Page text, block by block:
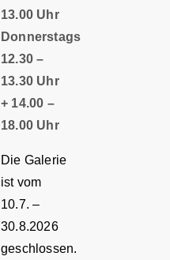
13.00 Uhr
Donnerstags
12.30 –
13.30 Uhr
+ 14.00 –
18.00 Uhr
Die Galerie
ist vom
10.7. –
30.8.2026
geschlossen.